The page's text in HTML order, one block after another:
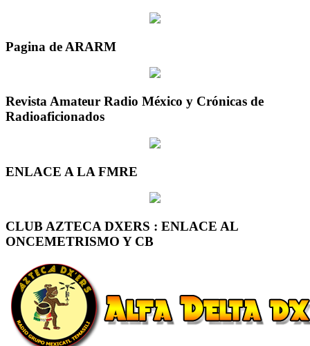
Pagina de ARARM
Revista Amateur Radio México y Crónicas de
Radioaficionados
ENLACE A LA FMRE
CLUB AZTECA DXERS : ENLACE AL
ONCEMETRISMO Y CB